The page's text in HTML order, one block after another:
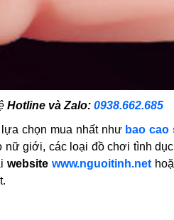
Hotline và Zalo: 0938.662.685
chọn mua nhất như bao cao
giới, các loại đồ chơi tình
website www.nguoitinh.net